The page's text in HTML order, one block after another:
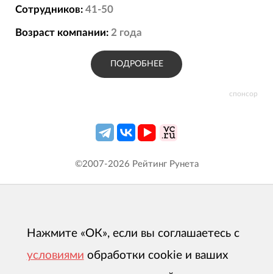
• ЯндексМаркет
• AliExpress
спонсор
Сотрудников: 41-50
Возраст компании: 2 года
ПОДРОБНЕЕ
©2007-2026 Рейтинг Рунета
Нажмите «ОК», если вы соглашаетесь с
условиями обработки cookie и ваших